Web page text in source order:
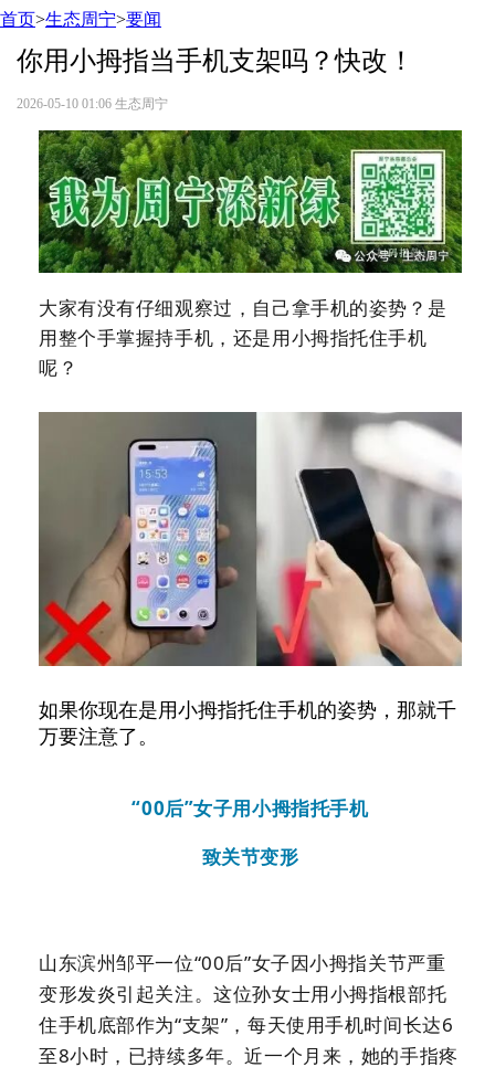
首页>生态周宁>要闻
你用小拇指当手机支架吗？快改！
2026-05-10 01:06 生态周宁
大家有没有仔细观察过，自己拿手机的姿势？是
用整个手掌握持手机，还是用小拇指托住手机
呢？
如果你现在是用小拇指托住手机的姿势，那就千
万要注意了。
“00后”女子用小拇指托手机
致关节变形
山东滨州邹平一位“00后”女子因小拇指关节严重
变形发炎引起关注。这位孙女士用小拇指根部托
住手机底部作为“支架”，每天使用手机时间长达6
至8小时，已持续多年。近一个月来，她的手指疼